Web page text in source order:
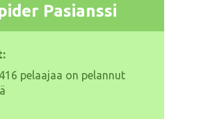
Pasianssi
pelaajaa on pelannut